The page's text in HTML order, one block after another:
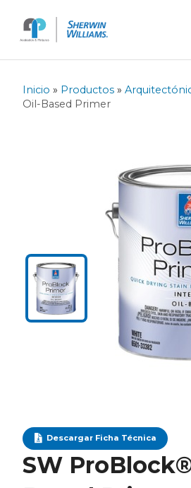
Inicio » Productos »
Oil-Based Primer
Descargar Ficha Técnica
SW